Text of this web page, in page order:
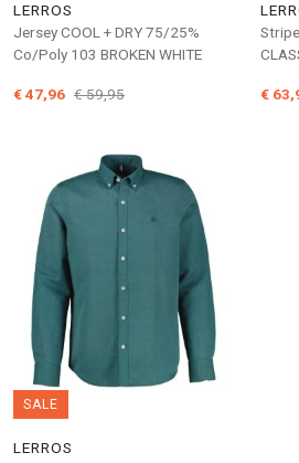
LERROS
Jersey COOL + DRY 75/25%
Co/Poly 103 BROKEN WHITE
€ 47,96 € 59,95 €
SALE
LERROS